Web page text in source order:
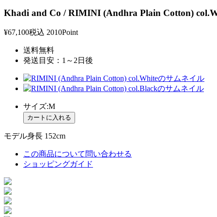
Khadi and Co / RIMINI (Andhra Plain Cotton)
¥67,100税込 2010Point
送料無料
発送目安：1～2日後
サイズ:M
モデル身長 152cm
この商品について問い合わせる
ショッピングガイド